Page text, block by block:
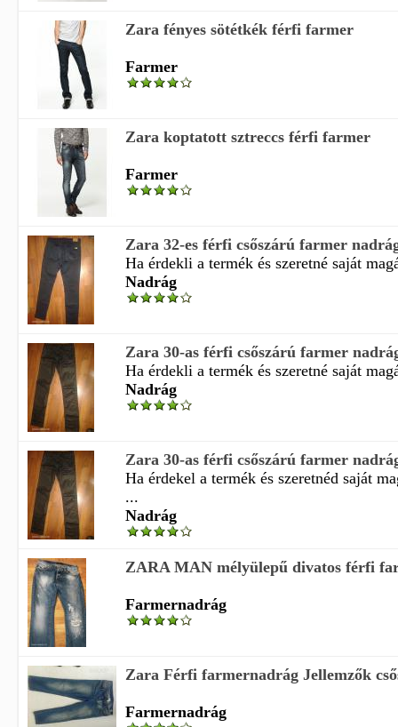
Zara fényes sötétkék férfi farmer
Farmer
Zara koptatott sztreccs férfi farmer
Farmer
Zara 32-es férfi csőszárú farmer
Ha érdekli a termék és szeretné saját
Nadrág
Zara 30-as férfi csőszárú farmer
Ha érdekli a termék és szeretné saját
Nadrág
Zara 30-as férfi csőszárú farmer
Ha érdekel a termék és szeretnéd saját
...
Nadrág
ZARA MAN mélyülepű divatos férfi
Farmernadrág
Zara Férfi farmernadrág Jellemzők
Farmernadrág